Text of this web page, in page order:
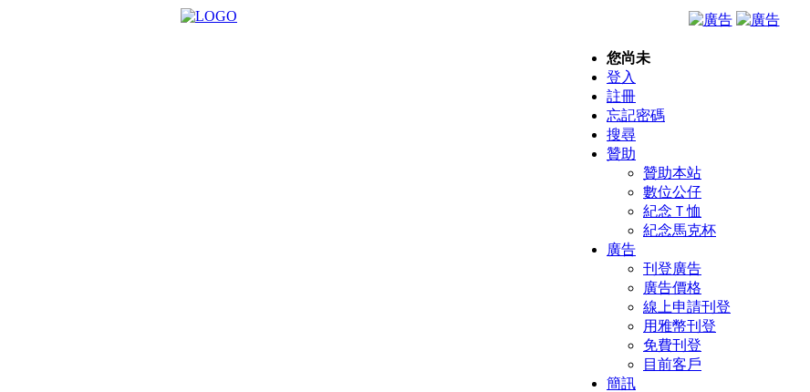
您尚未
登入
註冊
忘記密碼
搜尋
贊助
贊助本站
數位公仔
紀念Ｔ恤
紀念馬克杯
廣告
刊登廣告
廣告價格
線上申請刊登
用雅幣刊登
免費刊登
目前客戶
簡訊